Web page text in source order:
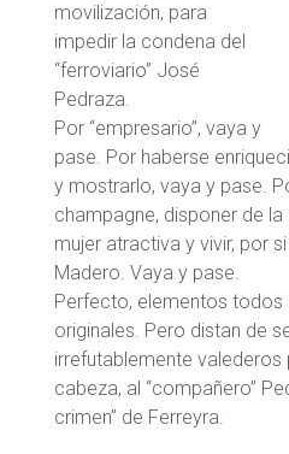
movilización, para
impedir la condena del
“ferroviario” José
Pedraza.
Por “empresario”, vaya y
pase. Por haberse
y mostrarlo, vaya y pase.
champagne, disponer de
mujer atractiva y vivir, por
Madero. Vaya y pase.
Perfecto, elementos todos
originales. Pero distan de
irrefutablemente valederos
cabeza, al “compañero”
crimen” de Ferreyra.